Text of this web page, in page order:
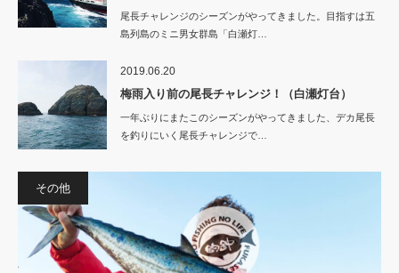
尾長チャレンジのシーズンがやってきました。目指すは五
島列島のミニ男女群島「白瀬灯…
2019.06.20
梅雨入り前の尾長チャレンジ！（白瀬灯台）
一年ぶりにまたこのシーズンがやってきました、デカ尾長
を釣りにいく尾長チャレンジで…
その他